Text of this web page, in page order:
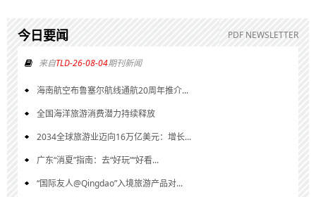
今日要闻 PDF NEWSLETTER
来自TLD-26-08-04期刊新闻
海南航空布鲁塞尔航线通航20周年推介...
全国海洋旅游消费潜力持续释放
2034全球旅游业迈向16万亿美元：增长...
广东“消夏”指南：去“好玩”“好看...
“国际友人@Qingdao”入境旅游产品对...